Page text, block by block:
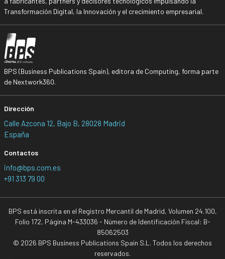
Transformación Digital, la Innovación y el crecimiento empresarial.
BPS (Business Publications Spain), editora de Computing, forma parte
de Nextwork360.
Dirección
Calle Azcona 12, Bajo B, 28028 Madrid
España
Contactos
info@bps.com.es
+91 313 79 00
BPS está inscrita en el Registro Mercantil de Madrid, Volumen 24.100,
Folio 172, Página M-433036 - Número de Identificación Fiscal: B-
85062503
© 2026 BPS Business Publications Spain S.L. Todos los derechos
reservados.